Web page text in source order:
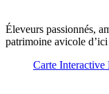
Éleveurs passionnés,
patrimoine avicole
Carte Interactive